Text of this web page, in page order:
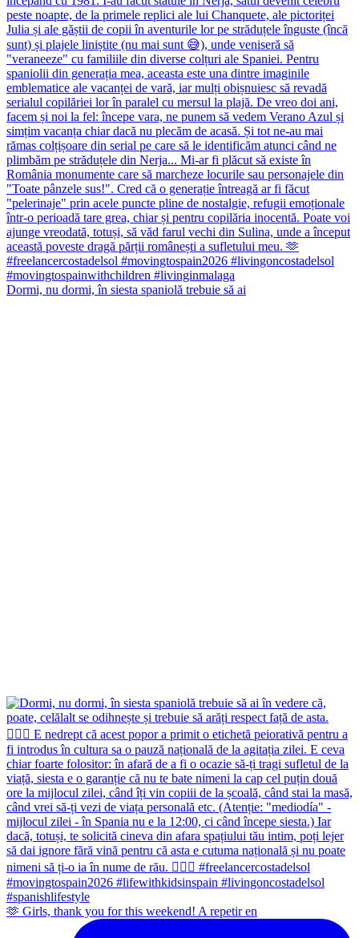
Dormi, nu dormi, în siesta spaniolă trebuie să ai
🫶 Girls, thank you for this weekend! A repetir en